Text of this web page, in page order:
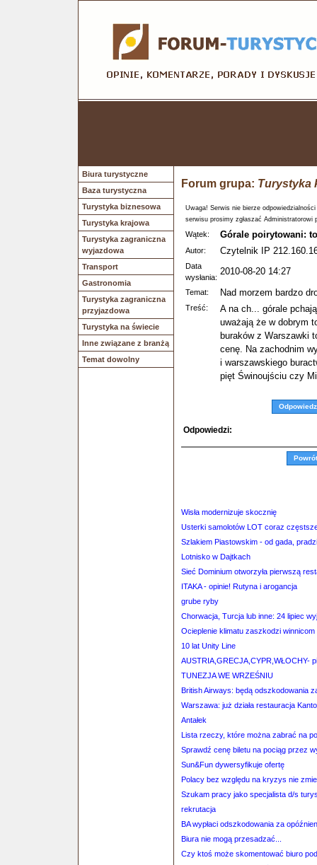
Biura turystyczne
Baza turystyczna
Turystyka biznesowa
Turystyka krajowa
Turystyka zagraniczna
wyjazdowa
Transport
Gastronomia
Turystyka zagraniczna
przyjazdowa
Turystyka na świecie
Inne związane z branżą
Temat dowolny
Forum grupa: Turystyka
Uwaga! Serwis nie bierze
serwisu prosimy zgłaszać Administratorowi
Wątek: Górale poirytowani:
Autor: Czytelnik IP
Data
wysłania:
2010-08-20 14:27
Temat: Nad morzem bardzo
Treść:
A na ch... górale
uważają że w dobrym
buraków z Warszawki
cenę. Na zachodnim
i warszawskiego
pięt Świnoujściu czy
Odpowiedz
Odpowiedzi:
Wisła modernizuje skocznię
Usterki samolotów LOT coraz
Szlakiem Piastowskim - od gada,
Lotnisko w Dajtkach
Sieć Dominium otworzyła pierwszą
ITAKA - opinie! Rutyna i arogancja
grube ryby
Chorwacja, Turcja lub inne: 24 lipiec
Ocieplenie klimatu zaszkodzi winnicom
10 lat Unity Line
AUSTRIA,GRECJA,CYPR,WŁOCHY-
TUNEZJA WE WRZEŚNIU
British Airways: będą odszkodowania
Warszawa: już działa restauracja
Antałek
Lista rzeczy, które można zabrać na
Sprawdź cenę biletu na pociąg przez
Sun&Fun dywersyfikuje ofertę
Polacy bez względu na kryzys nie
Szukam pracy jako specjalista d/s
rekrutacja
BA wypłaci odszkodowania za
Biura nie mogą przesadzać...
Czy ktoś może skomentować biuro